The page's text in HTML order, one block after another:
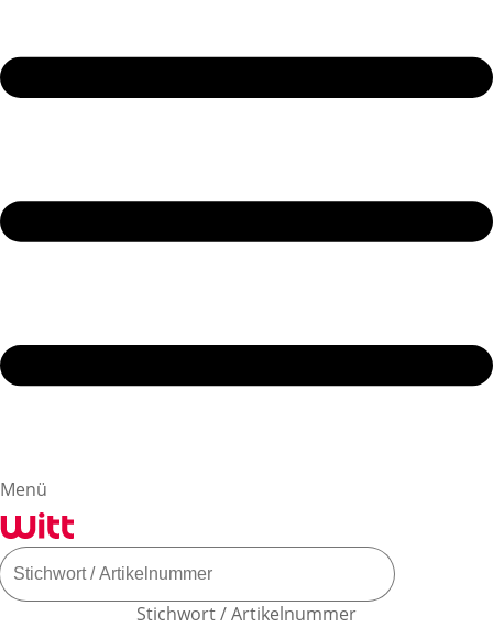
Menü
Stichwort / Artikelnummer